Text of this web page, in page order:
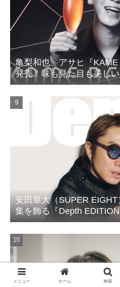
亀梨和也、アサヒ『
発売！味も見た目も美し
ルがついに完成
安田章大（SUPER
集を飾る『Depth
メニュー ホーム 検索